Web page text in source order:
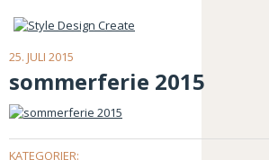
25. JULI 2015
sommerferie 2015
KATEGORIER: